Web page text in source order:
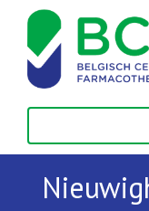
content
Nieuws